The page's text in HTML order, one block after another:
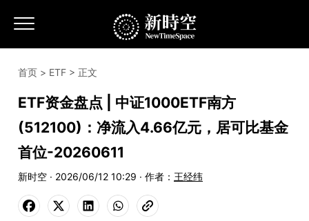
首页 > ETF > 正文
ETF资金盘点 | 中证1000ETF南方
(512100)：净流入4.66亿元，居可比基金
首位-20260611
新时空 · 2026/06/12 10:29 · 作者： 王经纬